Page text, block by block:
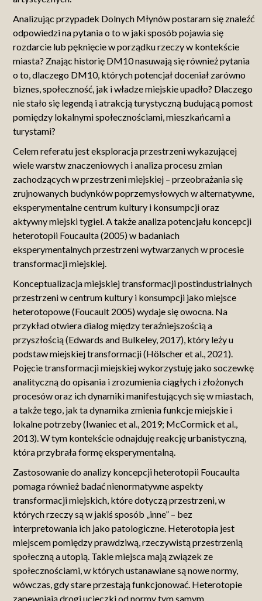
Analizując przypadek Dolnych Młynów postaram się znaleźć
odpowiedzi na pytania o to w jaki sposób pojawia się
rozdarcie lub pęknięcie w porządku rzeczy w kontekście
miasta? Znając historię DM10 nasuwają się również pytania
o to, dlaczego DM10, których potencjał doceniał zarówno
biznes, społeczność, jak i władze miejskie upadło? Dlaczego
nie stało się legendą i atrakcją turystyczną budującą pomost
pomiędzy lokalnymi społecznościami, mieszkańcami a
turystami?
Celem referatu jest eksploracja przestrzeni wykazującej
wiele warstw znaczeniowych i analiza procesu zmian
zachodzących w przestrzeni miejskiej – przeobrażania się
zrujnowanych budynków poprzemysłowych w alternatywne,
eksperymentalne centrum kultury i konsumpcji oraz
aktywny miejski tygiel. A także analiza potencjału koncepcji
heterotopii Foucaulta (2005) w badaniach
eksperymentalnych przestrzeni wytwarzanych w procesie
transformacji miejskiej.
Konceptualizacja miejskiej transformacji postindustrialnych
przestrzeni w centrum kultury i konsumpcji jako miejsce
heterotopowe (Foucault 2005) wydaje się owocna. Na
przykład otwiera dialog między teraźniejszością a
przyszłością (Edwards and Bulkeley, 2017), który leży u
podstaw miejskiej transformacji (Hölscher et al., 2021).
Pojęcie transformacji miejskiej wykorzystuję jako soczewkę
analityczną do opisania i zrozumienia ciągłych i złożonych
procesów oraz ich dynamiki manifestujących się w miastach,
a także tego, jak ta dynamika zmienia funkcje miejskie i
lokalne potrzeby (Iwaniec et al., 2019; McCormick et al.,
2013). W tym kontekście odnajduję reakcję urbanistyczną,
która przybrała formę eksperymentalną.
Zastosowanie do analizy koncepcji heterotopii Foucaulta
pomaga również badać nienormatywne aspekty
transformacji miejskich, które dotyczą przestrzeni, w
których rzeczy są w jakiś sposób „inne” – bez
interpretowania ich jako patologiczne. Heterotopia jest
miejscem pomiędzy prawdziwą, rzeczywistą przestrzenią
społeczną a utopią. Takie miejsca mają związek ze
społecznościami, w których ustanawiane są nowe normy,
wówczas, gdy stare przestają funkcjonować. Heterotopie
zapewniają drogi ucieczki od normy tym samym